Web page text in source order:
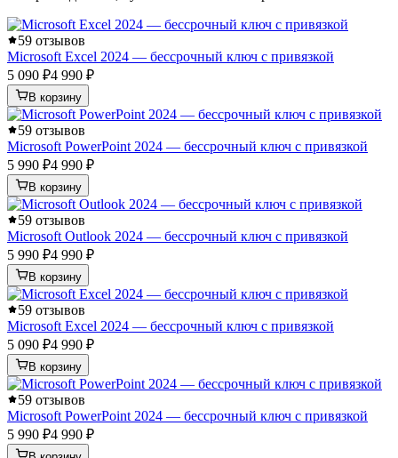
59 отзывов
Microsoft Excel 2024 — бессрочный ключ с привязкой
5 090 ₽4 990 ₽
В корзину
59 отзывов
Microsoft PowerPoint 2024 — бессрочный ключ с привязкой
5 990 ₽4 990 ₽
В корзину
59 отзывов
Microsoft Outlook 2024 — бессрочный ключ с привязкой
5 990 ₽4 990 ₽
В корзину
59 отзывов
Microsoft Excel 2024 — бессрочный ключ с привязкой
5 090 ₽4 990 ₽
В корзину
59 отзывов
Microsoft PowerPoint 2024 — бессрочный ключ с привязкой
5 990 ₽4 990 ₽